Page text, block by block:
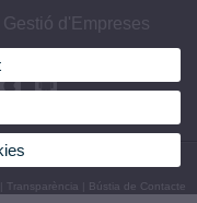
d'Empreses
963828769 – 963828312
Transparència Bústia de Contacte